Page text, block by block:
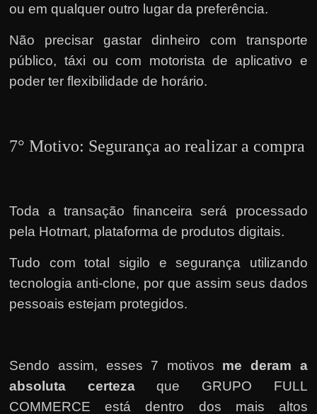
ou em qualquer outro lugar da preferência.
Não precisar gastar dinheiro com transporte
público, táxi ou com motorista de aplicativo e
poder ter flexibilidade de horário.
7° Motivo: Segurança ao realizar a compra
Toda a transação financeira será processado
pela Hotmart, plataforma de produtos digitais.
Tudo com total sigilo e segurança utilizando
tecnologia anti-clone, por que assim seus dados
pessoais estejam protegidos.
Sendo assim, esses 7 motivos me deram a
absoluta certezaque GRUPO FULL
COMMERCE está dentro dos mais altos